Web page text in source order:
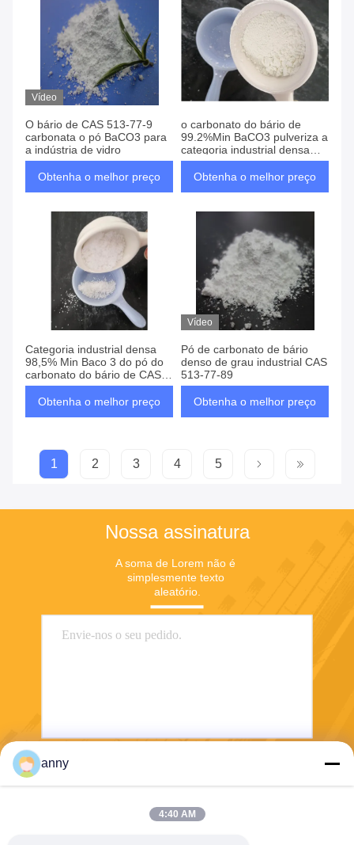
Vídeo
O bário de CAS 513-77-9
carbonata o pó BaCO3 para
a indústria de vidro
Obtenha o melhor preço
o carbonato do bário de
99.2%Min BaCO3 pulveriza a
categoria industrial densa
CAS 513-77-89
Obtenha o melhor preço
Categoria industrial densa
98,5% Min Baco 3 do pó do
carbonato do bário de CAS
513-77-89
Obtenha o melhor preço
Vídeo
Pó de carbonato de bário
denso de grau industrial CAS
513-77-89
Obtenha o melhor preço
1 2 3 4 5
Nossa assinatura
A soma de Lorem não é
simplesmente texto
aleatório.
anny
4:40 AM